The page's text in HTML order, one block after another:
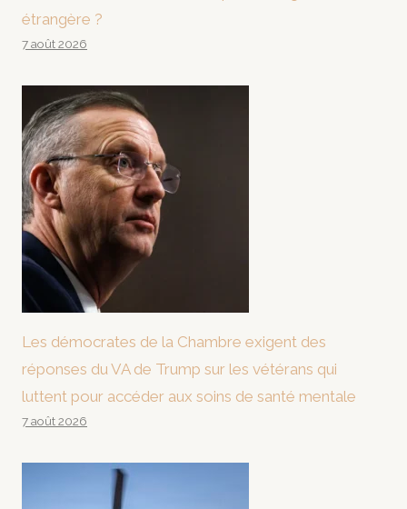
étrangère ?
7 août 2026
Les démocrates de la Chambre exigent des
réponses du VA de Trump sur les vétérans qui
luttent pour accéder aux soins de santé mentale
7 août 2026